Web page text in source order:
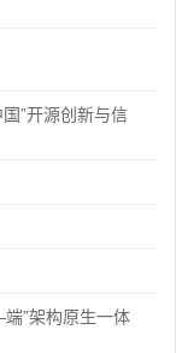
”开源创新与信
”架构原生一体